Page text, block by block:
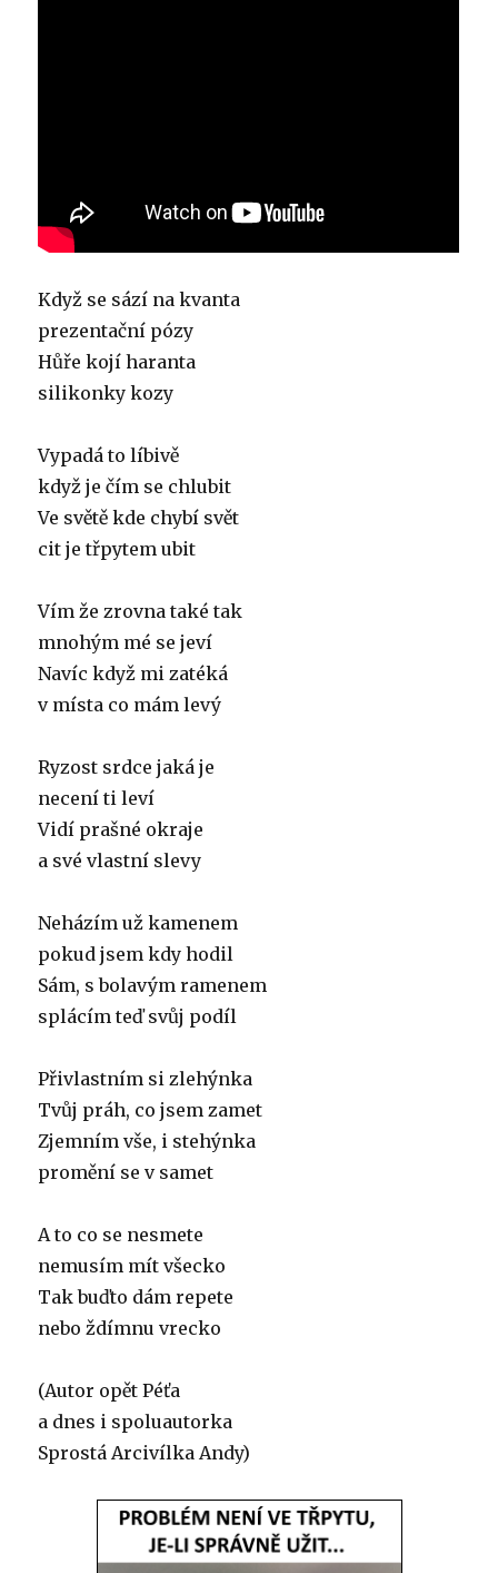
Když se sází na kvanta
prezentační pózy
Hůře kojí haranta
silikonky kozy
Vypadá to líbivě
když je čím se chlubit
Ve světě kde chybí svět
cit je třpytem ubit
Vím že zrovna také tak
mnohým mé se jeví
Navíc když mi zatéká
v místa co mám levý
Ryzost srdce jaká je
necení ti leví
Vidí prašné okraje
a své vlastní slevy
Neházím už kamenem
pokud jsem kdy hodil
Sám, s bolavým ramenem
splácím teď svůj podíl
Přivlastním si zlehýnka
Tvůj práh, co jsem zamet
Zjemním vše, i stehýnka
promění se v samet
A to co se nesmete
nemusím mít všecko
Tak buďto dám repete
nebo ždímnu vrecko
(Autor opět Péťa
a dnes i spoluautorka
Sprostá Arcivílka Andy)